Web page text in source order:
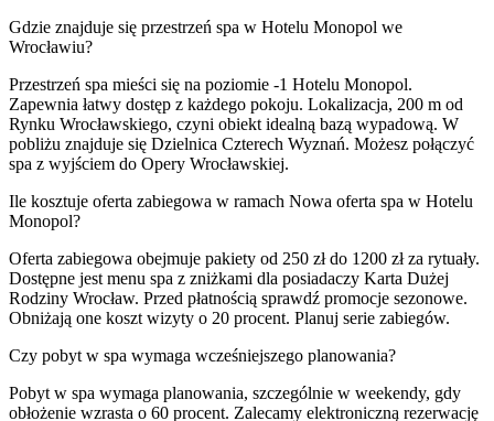
Gdzie znajduje się przestrzeń spa w Hotelu Monopol we
Wrocławiu?
Przestrzeń spa mieści się na poziomie -1 Hotelu Monopol.
Zapewnia łatwy dostęp z każdego pokoju. Lokalizacja, 200 m od
Rynku Wrocławskiego, czyni obiekt idealną bazą wypadową. W
pobliżu znajduje się Dzielnica Czterech Wyznań. Możesz połączyć
spa z wyjściem do Opery Wrocławskiej.
Ile kosztuje oferta zabiegowa w ramach Nowa oferta spa w Hotelu
Monopol?
Oferta zabiegowa obejmuje pakiety od 250 zł do 1200 zł za rytuały.
Dostępne jest menu spa z zniżkami dla posiadaczy Karta Dużej
Rodziny Wrocław. Przed płatnością sprawdź promocje sezonowe.
Obniżają one koszt wizyty o 20 procent. Planuj serie zabiegów.
Czy pobyt w spa wymaga wcześniejszego planowania?
Pobyt w spa wymaga planowania, szczególnie w weekendy, gdy
obłożenie wzrasta o 60 procent. Zalecamy elektroniczną rezerwację